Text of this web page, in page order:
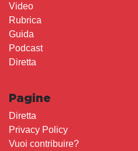
Video
Rubrica
Guida
Podcast
Diretta
Pagine
Diretta
Privacy Policy
Vuoi contribuire?